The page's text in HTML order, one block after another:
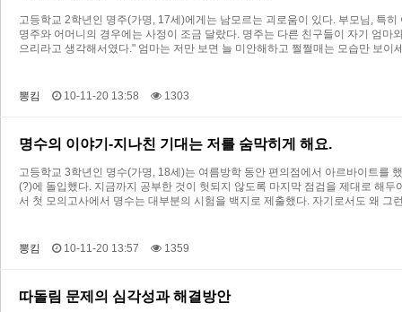
고등학교 2학년인 명주(가명, 17세)에게는 남모르는 괴로움이 있다. 부모님, 특
명주와 어머니의 경우에는 사정이 조금 달랐다. 명주는 다른 친구들이 자기 엄
으리라고 생각해서였다." 엄마는 저만 보면 늘 미안해하고 쩔쩔매는 모습만 보
뽕킴 10-11-20 13:58 1303
명수의 이야기-지나친 기대는 저를 숨막히게 해요.
고등학교 3학년인 명수(가명, 18세)는 여름방학 동안 편의점에서 아르바이트를
(?)에 돌입했다. 지금까지 공부한 것이 헛되지 않도록 마지막 점검을 제대로 해
서 첫 모의고사에서 명수는 대부분의 시험을 백지로 제출했다. 자기로서도 왜 그
뽕킴 10-11-20 13:57 1359
따돌림 문제의 심각성과 해결방안